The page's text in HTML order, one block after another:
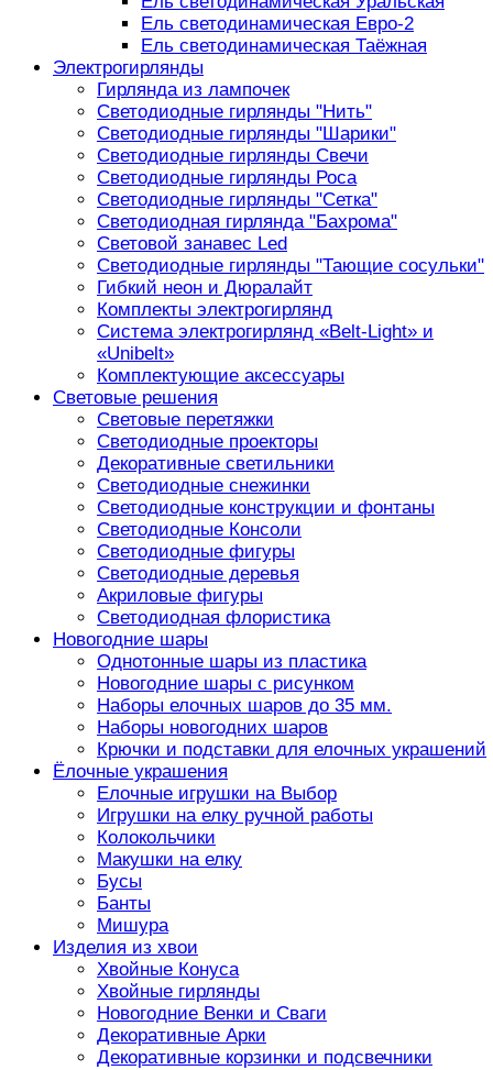
Ель светодинамическая Евро-2
Ель светодинамическая Таёжная
Электрогирлянды
Гирлянда из лампочек
Светодиодные гирлянды "Нить"
Светодиодные гирлянды "Шарики"
Светодиодные гирлянды Свечи
Светодиодные гирлянды Роса
Светодиодные гирлянды "Сетка"
Светодиодная гирлянда "Бахрома"
Световой занавес Led
Светодиодные гирлянды "Тающие сосульки"
Гибкий неон и Дюралайт
Комплекты электрогирлянд
Система электрогирлянд «Belt-Light» и
«Unibelt»
Комплектующие аксессуары
Световые решения
Световые перетяжки
Светодиодные проекторы
Декоративные светильники
Светодиодные снежинки
Светодиодные конструкции и фонтаны
Светодиодные Консоли
Светодиодные фигуры
Светодиодные деревья
Акриловые фигуры
Светодиодная флористика
Новогодние шары
Однотонные шары из пластика
Новогодние шары с рисунком
Наборы елочных шаров до 35 мм.
Наборы новогодних шаров
Крючки и подставки для елочных украшений
Ёлочные украшения
Елочные игрушки на Выбор
Игрушки на елку ручной работы
Колокольчики
Макушки на елку
Бусы
Банты
Мишура
Изделия из хвои
Хвойные Конуса
Хвойные гирлянды
Новогодние Венки и Сваги
Декоративные Арки
Декоративные корзинки и подсвечники